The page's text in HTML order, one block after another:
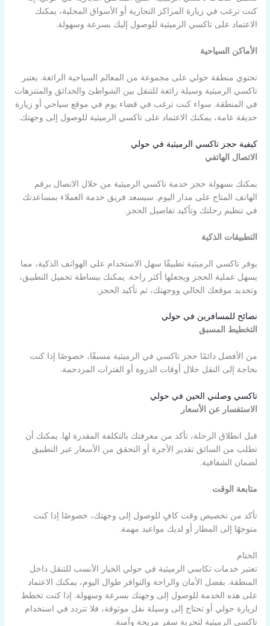
كنت ترغب في زيارة المراكز التجارية أو الأسواق المحلية، يمكنك
الاعتماد على تاكسي الرميثية للوصول إليك بسرعة وسهولة.
الأماكن السياحية
تحتوي منطقة حولي على مجموعة من المعالم السياحية الرائعة. يعتبر
تاكسي الرميثية وسيلة رائعة للتنقل بين الشواطئ والحدائق والمتنزهات
في المنطقة. سواء كنت ترغب في قضاء يوم في موقع سياحي أو زيارة
حديقة عامة، يمكنك الاعتماد على تاكسي الرميثية للوصول إلى وجهتك.
كيفية حجز تاكسي الرميثية في حولي
الاتصال الهاتفي
يمكنك بسهولة حجز خدمة تاكسي الرميثية من خلال الاتصال برقم
الهاتف المتاح على مدار اليوم. سيسعد فريق خدمة العملاء بمساعدتك
في تنظيم رحلتك وتأكيد تفاصيل الحجز.
التطبيقات الذكية
يوفر تاكسي الرميثية تطبيقًا سهل الاستخدام على الهواتف الذكية، مما
يسهل عملية الحجز ويجعلها أكثر راحة. يمكنك ببساطة تحميل التطبيق،
وتحديد موقعك الحالي ووجهتك، ثم تأكيد الحجز.
نصائح للمسافرين في حولي
التخطيط المسبق
من الأفضل دائمًا حجز تاكسي في الرميثية مسبقًا، خصوصًا إذا كنت
بحاجة إلى النقل خلال أوقات الذروة أو الفترات المزدحمة.
تاكسي وصلني الحين في حولي
الاستفسار عن الأسعار
قبل انطلاق الرحلة، تأكد من معرفتك بالتكلفة المقدرة لها. يمكنك أن
تطلب من السائق تقدير الأجرة أو التحقق من الأسعار عبر التطبيق
لضمان الشفافية.
متابعة الوقت
تأكد من تخصيص وقت كافٍ للوصول إلى وجهتك، خصوصًا إذا كنت
متوجهًا إلى المطار أو لديك مواعيد مهمة.
الختام
تعتبر خدمات تكاسي الرميثية في حولي الخيار الأنسب للتنقل داخل
المنطقة. بفضل الأمان والراحة والتوافر طوال اليوم، يمكنك الاعتماد
على هذه الخدمة للوصول إلى وجهتك بسرعة وسهولة. إذا كنت تخطط
لزيارة حولي أو تحتاج إلى وسيلة نقل موثوقة، فلا تتردد في استخدام
تاكسي الرميثية لتجربة سفر مريحة وآمنة.